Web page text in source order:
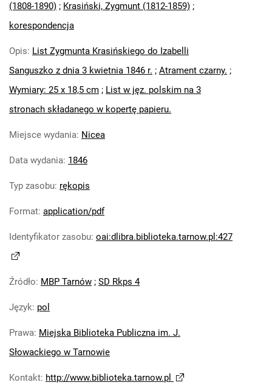
(1808-1890) ; Krasiński, Zygmunt (1812-1859) ;
korespondencja
Opis: List Zygmunta Krasińskiego do Izabelli
Sanguszko z dnia 3 kwietnia 1846 r. ; Atrament czarny. ;
Wymiary: 25 x 18,5 cm ; List w jęz. polskim na 3
stronach składanego w kopertę papieru.
Miejsce wydania: Nicea
Data wydania: 1846
Typ zasobu: rękopis
Format: application/pdf
Identyfikator zasobu: oai:dlibra.biblioteka.tarnow.pl:427
Źródło: MBP Tarnów ; SD Rkps 4
Język: pol
Prawa: Miejska Biblioteka Publiczna im. J.
Słowackiego w Tarnowie
Kontakt: http://www.biblioteka.tarnow.pl